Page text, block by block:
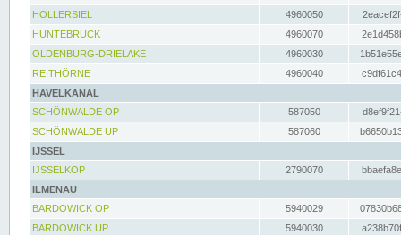
HOLLERSIEL
4960050
HUNTEBRÜCK
4960070
OLDENBURG-DRIELAKE
4960030
REITHÖRNE
4960040
HAVELKANAL
SCHÖNWALDE OP
587050
SCHÖNWALDE UP
587060
IJSSEL
IJSSELKOP
2790070
ILMENAU
BARDOWICK OP
5940029
BARDOWICK UP
5940030